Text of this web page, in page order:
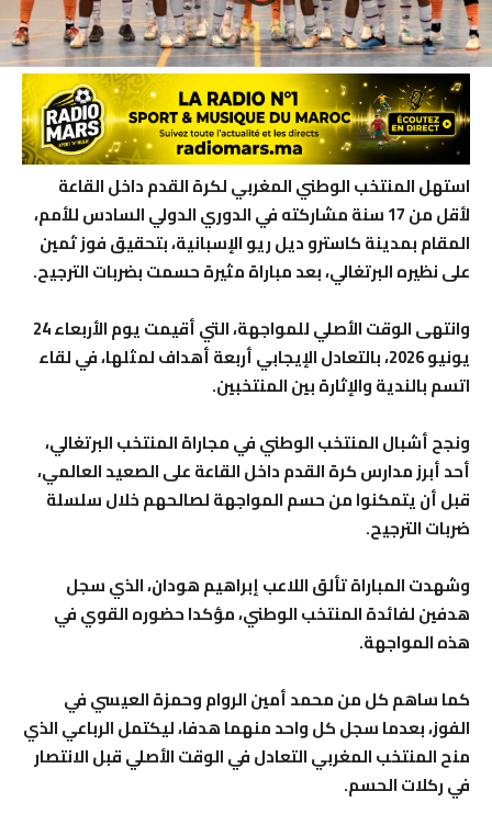
استهل المنتخب الوطني المغربي لكرة القدم داخل القاعة
لأقل من 17 سنة مشاركته في الدوري الدولي السادس للأمم،
المقام بمدينة كاسترو ديل ريو الإسبانية، بتحقيق فوز ثمين
على نظيره البرتغالي، بعد مباراة مثيرة حسمت بضربات الترجيح.
وانتهى الوقت الأصلي للمواجهة، التي أقيمت يوم الأربعاء 24
يونيو 2026، بالتعادل الإيجابي أربعة أهداف لمثلها، في لقاء
اتسم بالندية والإثارة بين المنتخبين.
ونجح أشبال المنتخب الوطني في مجاراة المنتخب البرتغالي،
أحد أبرز مدارس كرة القدم داخل القاعة على الصعيد العالمي،
قبل أن يتمكنوا من حسم المواجهة لصالحهم خلال سلسلة
ضربات الترجيح.
وشهدت المباراة تألق اللاعب إبراهيم هودان، الذي سجل
هدفين لفائدة المنتخب الوطني، مؤكدا حضوره القوي في
هذه المواجهة.
كما ساهم كل من محمد أمين الروام وحمزة العيسي في
الفوز، بعدما سجل كل واحد منهما هدفا، ليكتمل الرباعي الذي
منح المنتخب المغربي التعادل في الوقت الأصلي قبل الانتصار
في ركلات الحسم.